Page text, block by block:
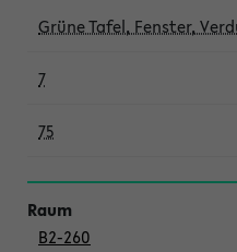
Grüne Tafel, Fenster,
7
75
B2-260